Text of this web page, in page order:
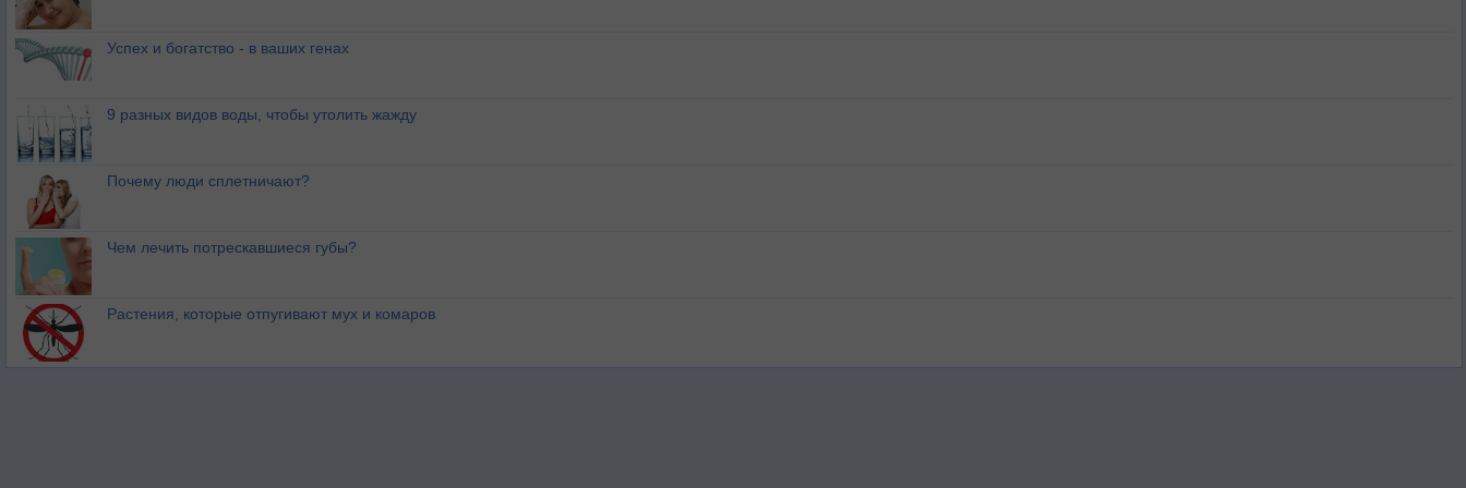
Успех и богатство - в ваших генах
9 разных видов воды, чтобы утолить жажду
Почему люди сплетничают?
Чем лечить потрескавшиеся губы?
Растения, которые отпугивают мух и комаров